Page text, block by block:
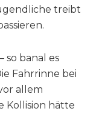
treibt
so banal es
Fahrrinne bei
allem
Kollision hätte